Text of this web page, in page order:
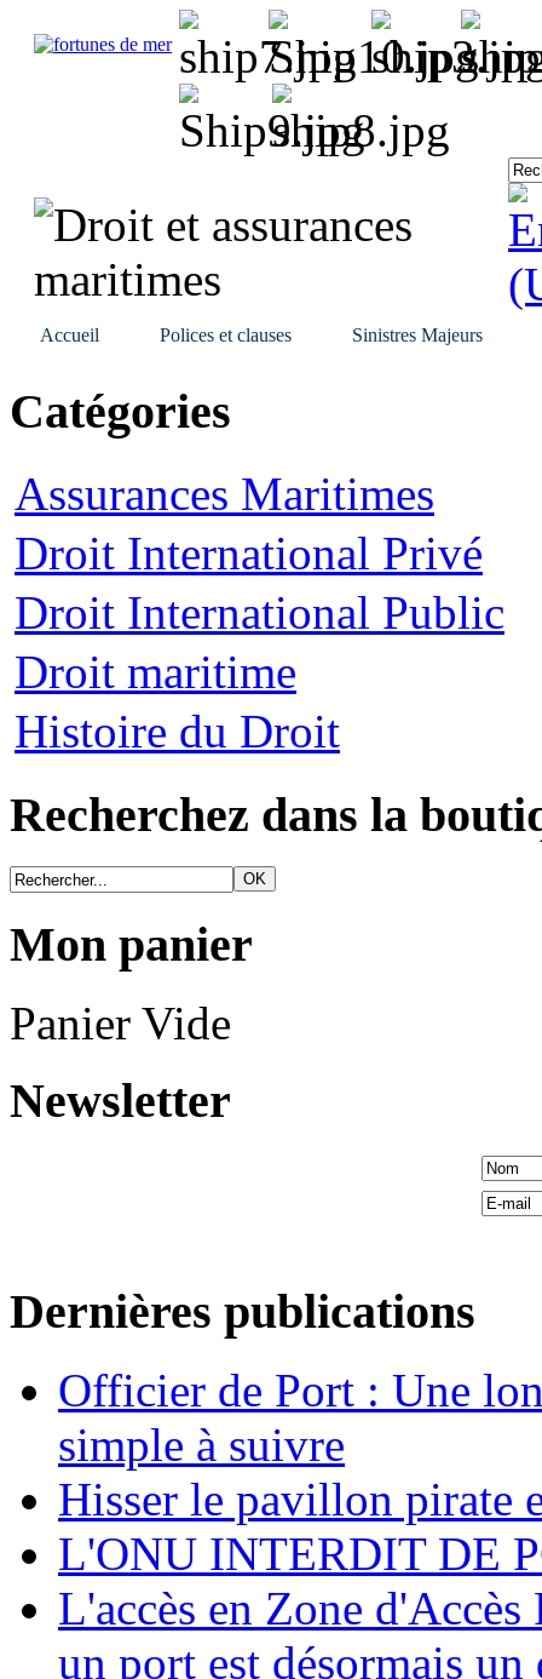
Accueil Polices et clauses Sinistres Majeurs
Catégories
Assurances Maritimes
Droit International Privé
Droit International Public
Droit maritime
Histoire du Droit
Recherchez dans la
Mon panier
Panier Vide
Newsletter
Dernières publications
Officier de Port : Une
simple à suivre
Hisser le pavillon pirate
L'ONU INTERDIT DE
L'accès en Zone
un port est désormais un